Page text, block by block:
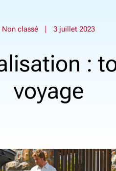
Non classé 3 juillet 2023
:
voyage